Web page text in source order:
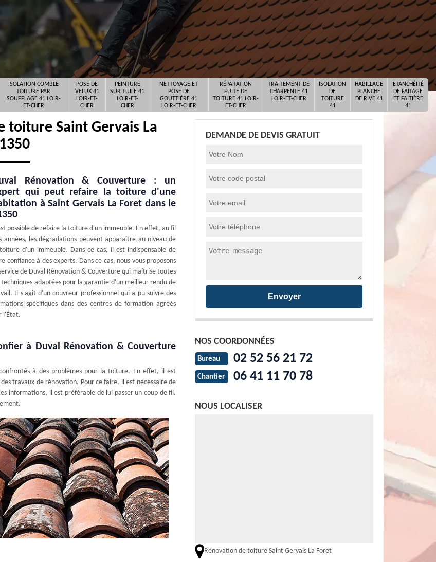
ISOLATION COMBLE
TOITURE PAR
SOUFFLAGE 41 LOIR-
ET-CHER
POSE DE
VELUX 41
LOIR-ET-
CHER
PEINTURE
SUR TUILE 41
LOIR-ET-
CHER
NETTOYAGE ET
POSE DE
GOUTTIÈRE 41
LOIR-ET-CHER
RÉPARATION
FUITE DE
TOITURE 41 LOIR-
ET-CHER
TRAITEMENT DE
CHARPENTE 41
LOIR-ET-CHER
ISOLATION
DE
TOITURE
41
HABILLAGE
PLANCHE
DE RIVE 41
ETANCHÉITÉ
DE FAITAGE
ET FAITIÈRE
41
toiture Saint Gervais La
Rénovation & Couverture : un
qui peut refaire la toiture d'une
à Saint Gervais La Foret dans le
possible de refaire la toiture d'un immeuble. En effet, au fil
années, les dégradations peuvent apparaître au niveau de
d'un immeuble. Dans ce cas, il est indispensable de
confiance à des experts. Dans ce cas, nous vous proposons
de Duval Rénovation & Couverture qui maîtrise toutes
techniques adaptées pour la garantie d'un meilleur rendu de
Il s'agit d'un couvreur professionnel qui a pu suivre des
spécifiques dans des centres de formation agréés
l'État.
à Duval Rénovation & Couverture
à des problèmes pour la toiture. En effet, il est
travaux de rénovation. Pour ce faire, il est nécessaire de
informations, il est préférable de lui passer un coup de fil.
DEMANDE DE DEVIS GRATUIT
NOS COORDONNÉES
Bureau 02 52 56 21 72
Chantier 06 41 11 70 78
NOUS LOCALISER
Rénovation de toiture Saint Gervais La Foret